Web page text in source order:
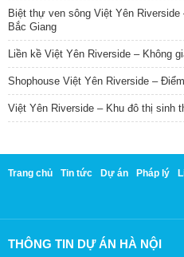
Biệt thự ven sông Việt Yên
Bắc Giang
Liền kề Việt Yên Riverside – Không
Shophouse Việt Yên Riverside –
Việt Yên Riverside – Khu đô thị sinh
Trang chủ Tin tức Dự án Pháp lý
THÔNG TIN DỰ ÁN HÀ NỘI